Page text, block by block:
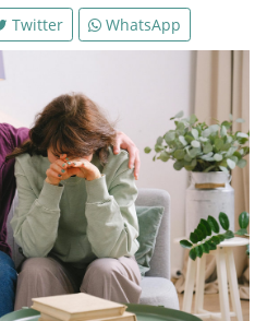
Twitter WhatsApp